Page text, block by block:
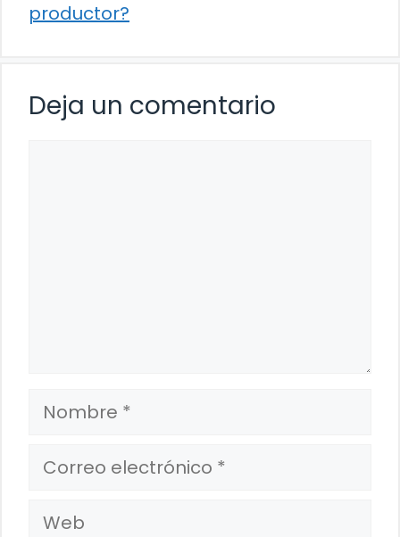
productor?
Deja un comentario
Nombre
Correo
electrónico
Web